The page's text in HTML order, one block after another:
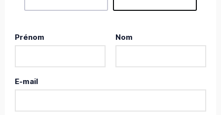
Prénom Nom
E-mail